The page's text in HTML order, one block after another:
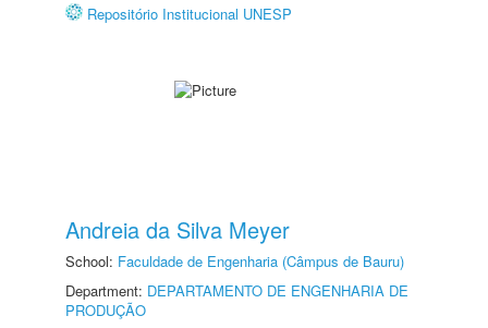
Repositório Institucional UNESP
Andreia da Silva Meyer
School: Faculdade de Engenharia (Câmpus de Bauru)
Department: DEPARTAMENTO DE ENGENHARIA DE
PRODUÇÃO